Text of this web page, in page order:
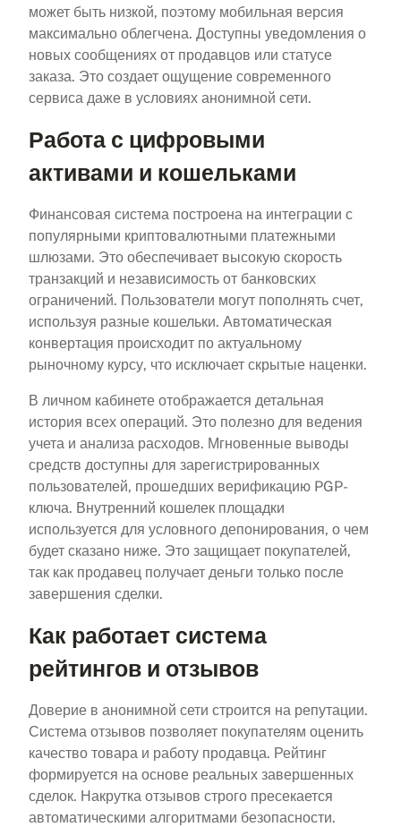
может быть низкой, поэтому мобильная версия
максимально облегчена. Доступны уведомления о
новых сообщениях от продавцов или статусе
заказа. Это создает ощущение современного
сервиса даже в условиях анонимной сети.
Работа с цифровыми
активами и кошельками
Финансовая система построена на интеграции с
популярными криптовалютными платежными
шлюзами. Это обеспечивает высокую скорость
транзакций и независимость от банковских
ограничений. Пользователи могут пополнять счет,
используя разные кошельки. Автоматическая
конвертация происходит по актуальному
рыночному курсу, что исключает скрытые наценки.
В личном кабинете отображается детальная
история всех операций. Это полезно для ведения
учета и анализа расходов. Мгновенные выводы
средств доступны для зарегистрированных
пользователей, прошедших верификацию PGP-
ключа. Внутренний кошелек площадки
используется для условного депонирования, о чем
будет сказано ниже. Это защищает покупателей,
так как продавец получает деньги только после
завершения сделки.
Как работает система
рейтингов и отзывов
Доверие в анонимной сети строится на репутации.
Система отзывов позволяет покупателям оценить
качество товара и работу продавца. Рейтинг
формируется на основе реальных завершенных
сделок. Накрутка отзывов строго пресекается
автоматическими алгоритмами безопасности.